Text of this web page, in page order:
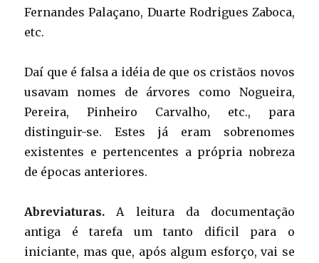
Fernandes Palaçano, Duarte Rodrigues Zaboca,
etc.
Daí que é falsa a idéia de que os cristãos novos
usavam nomes de árvores como Nogueira,
Pereira, Pinheiro Carvalho, etc., para
distinguir-se. Estes já eram sobrenomes
existentes e pertencentes a própria nobreza
de épocas anteriores.
Abreviaturas. A leitura da documentação
antiga é tarefa um tanto dificil para o
iniciante, mas que, após algum esforço, vai se